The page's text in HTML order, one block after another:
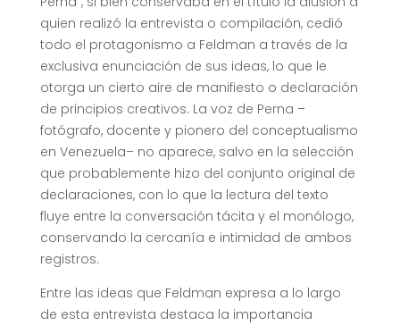
quien realizó la entrevista o compilación, cedió
todo el protagonismo a Feldman a través de la
exclusiva enunciación de sus ideas, lo que le
otorga un cierto aire de manifiesto o declaración
de principios creativos. La voz de Perna –
fotógrafo, docente y pionero del conceptualismo
en Venezuela– no aparece, salvo en la selección
que probablemente hizo del conjunto original de
declaraciones, con lo que la lectura del texto
fluye entre la conversación tácita y el monólogo,
conservando la cercanía e intimidad de ambos
registros.
Entre las ideas que Feldman expresa a lo largo
de esta entrevista destaca la importancia